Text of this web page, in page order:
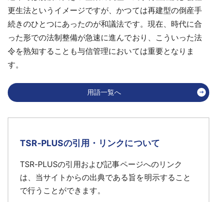
更生法というイメージですが、かつては再建型の倒産手
続きのひとつにあったのが和議法です。現在、時代に合
った形での法制整備が急速に進んでおり、こういった法
令を熟知することも与信管理においては重要となりま
す。
用語一覧へ
TSR-PLUSの引用・リンクについて
TSR-PLUSの引用および記事ページへのリンク
は、当サイトからの出典である旨を明示すること
で行うことができます。